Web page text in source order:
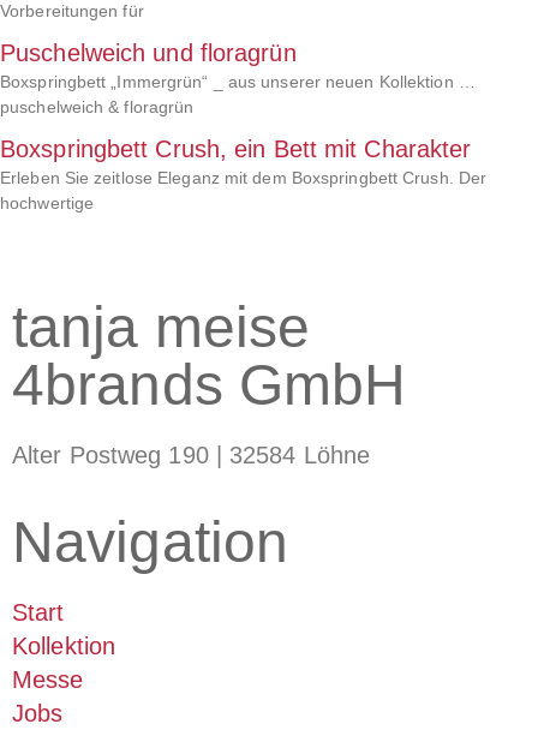
Vorbereitungen für
Puschelweich und floragrün
Boxspringbett „Immergrün“ _ aus unserer neuen Kollektion …
puschelweich & floragrün
Boxspringbett Crush, ein Bett mit Charakter
Erleben Sie zeitlose Eleganz mit dem Boxspringbett Crush. Der
hochwertige
tanja meise
4brands GmbH
Alter Postweg 190 | 32584 Löhne
Navigation
Start
Kollektion
Messe
Jobs